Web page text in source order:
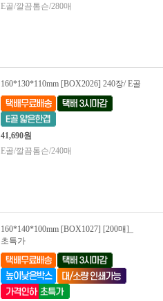
E골/깔끔톰슨/280매
160*130*110mm [BOX2026] 240장/ E골
41,690원
E골/깔끔톰슨/240매
160*140*100mm [BOX1027] [200매]_
초특가